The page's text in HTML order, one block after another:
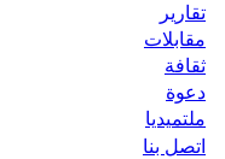
تقارير
مقابلات
ثقافة
دعوة
ملتميديا
اتصل بنا